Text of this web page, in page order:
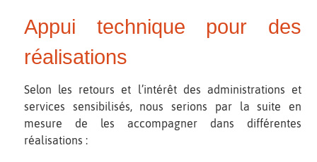
Appui technique pour des
réalisations
Selon les retours et l’intérêt des administrations et
services sensibilisés, nous serions par la suite en
mesure de les accompagner dans différentes
réalisations :